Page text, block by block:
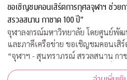
ขอเชิญชมคอนเสิร์ตการกุศลจุฬาฯ ช่วยกาชาด “จุฬาฯ - สุน
สรวลสนาน กาชาด 100 ปี”
จุฬาลงกรณ์มหาวิทยาลัย โดยศูนย์พั
และภาคีเครือข่าย ขอเชิญชมคอนเสิร์ตการกุศลจุฬาฯ ช่วยกาชาด
“จุฬาฯ - สุนทราภรณ์ สรวลสนาน กาชาด 100 ปี
ระดับตำนานของวงสุนทราภรณ์ที่เร